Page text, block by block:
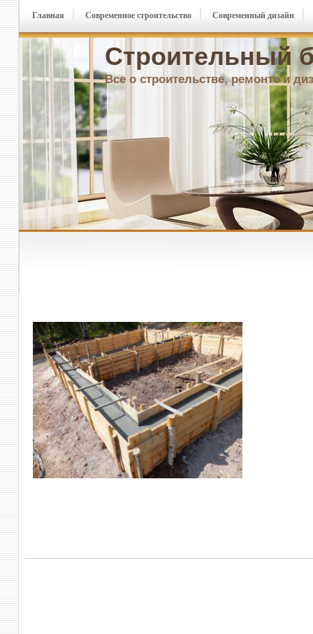
Строительный
Все о строительстве, ремонте и
Главная Современное строительство Современный дизайн